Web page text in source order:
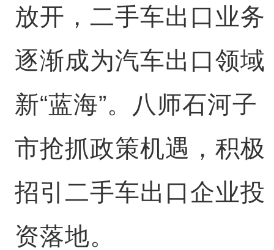
放开，二手车出口业务
逐渐成为汽车出口领域
新“蓝海”。八师石河子
市抢抓政策机遇，积极
招引二手车出口企业投
资落地。